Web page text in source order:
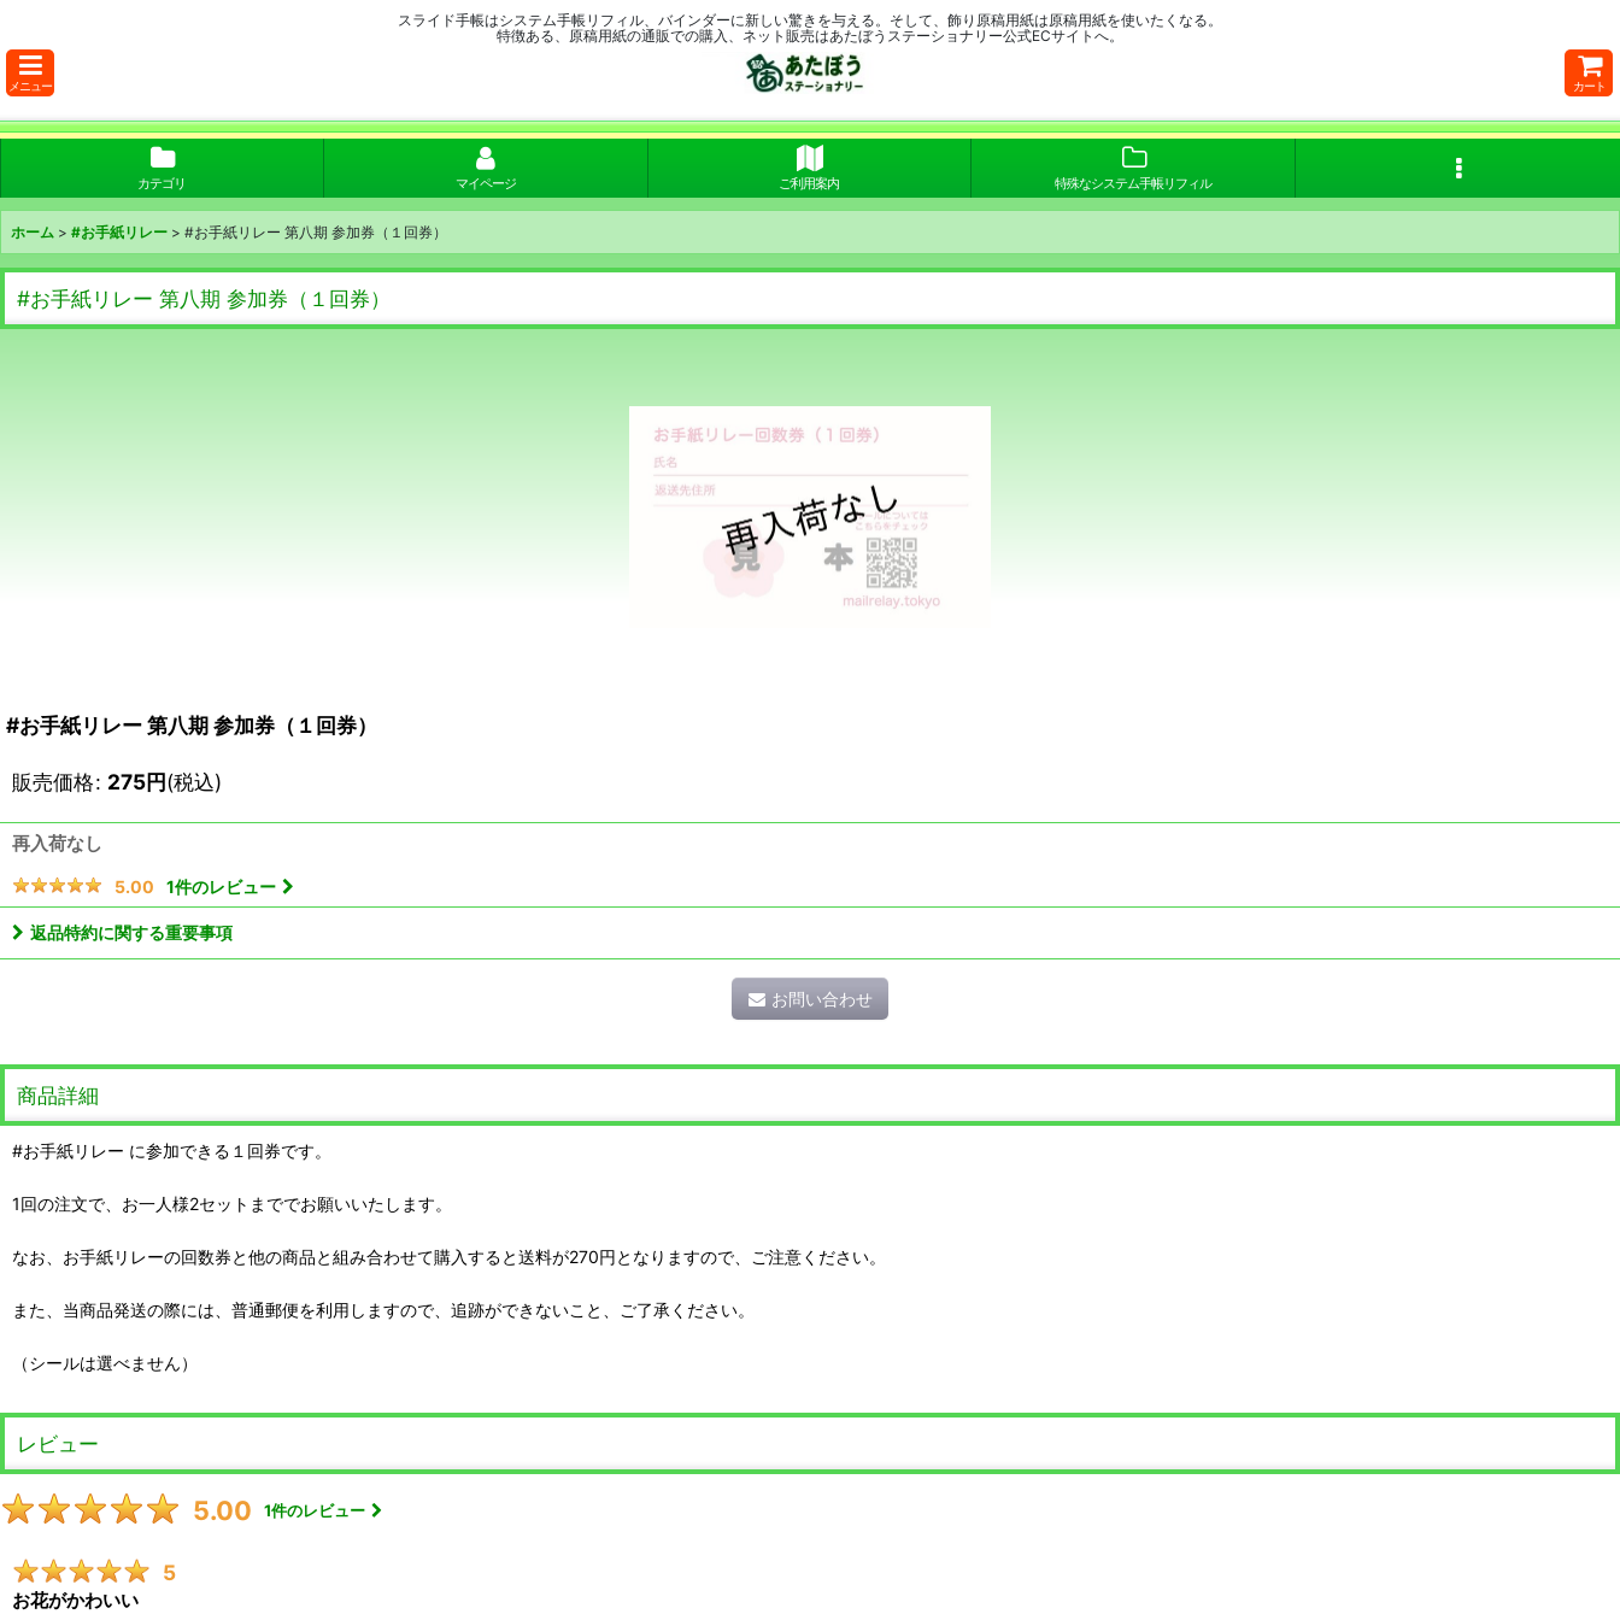
スライド手帳はシステム手帳リフィル、バインダーに新しい驚きを与える。そして、飾り原稿用紙は原稿用紙を使いたくなる。
特徴ある、原稿用紙の通販での購入、ネット販売はあたぼうステーショナリー公式ECサイトへ。
メニュー カート
カテゴリ マイページ ご利用案内 特殊なシステム手帳リフィル
ホーム > #お手紙リレー > #お手紙リレー 第八期 参加券（１回券）
#お手紙リレー 第八期 参加券（１回券）
#お手紙リレー 第八期 参加券（１回券）
販売価格: 275円(税込)
再入荷なし
5.00 1件のレビュー
返品特約に関する重要事項
お問い合わせ
商品詳細
#お手紙リレー に参加できる１回券です。
1回の注文で、お一人様2セットまででお願いいたします。
なお、お手紙リレーの回数券と他の商品と組み合わせて購入すると送料が270円となりますので、ご注意ください。
また、当商品発送の際には、普通郵便を利用しますので、追跡ができないこと、ご了承ください。
（シールは選べません）
レビュー
5.00 1件のレビュー
5
お花がかわいい